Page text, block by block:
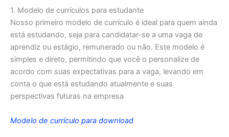
1. Modelo de currículos para estudante
Nosso primeiro modelo de currículo é ideal para quem ainda
está estudando, seja para candidatar-se a uma vaga de
aprendiz ou estágio, remunerado ou não. Este modelo é
simples e direto, permitindo que você o personalize de
acordo com suas expectativas para a vaga, levando em
conta o que está estudando atualmente e suas
perspectivas futuras na empresa
Modelo de currículo para download